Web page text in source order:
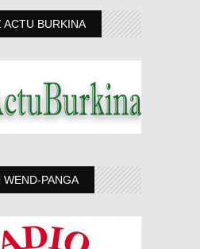
ACTU BURKINA
WEND-PANGA